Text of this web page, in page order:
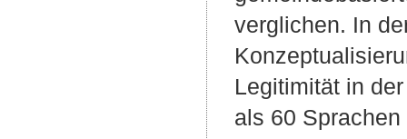
verglichen. In
Legitimität in
als 60